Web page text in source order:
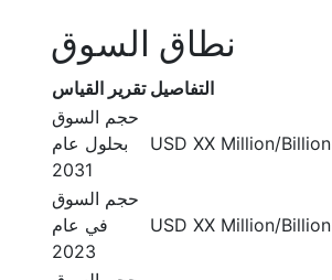
نطاق السوق
تقرير القياس التفاصيل
حجم السوق
بحلول عام
2031
USD XX Million/Billion
حجم السوق
في عام
2023
USD XX Million/Billion